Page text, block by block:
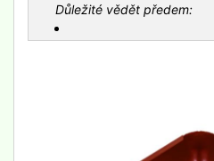
Důležité vědět předem: